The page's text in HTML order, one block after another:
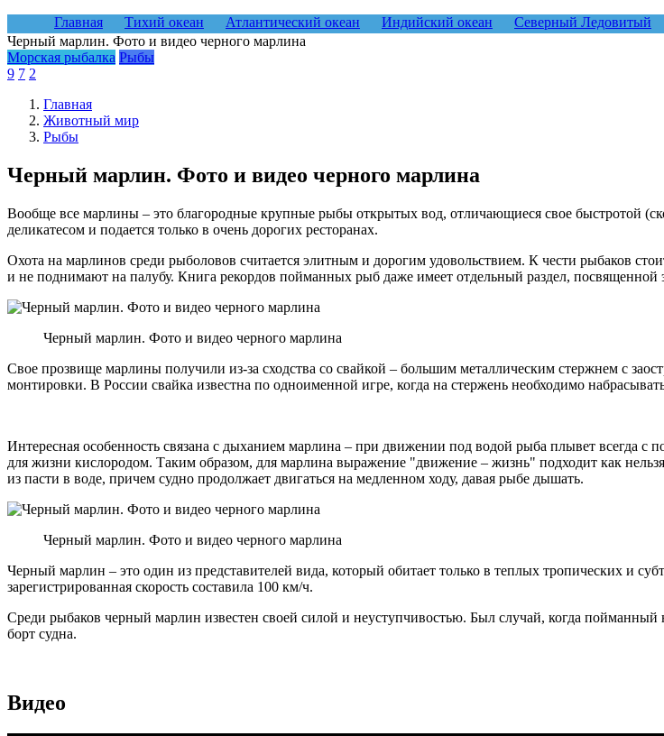
Главная Тихий океан Атлантический океан Индийский океан Северный Ледовитый
Черный марлин. Фото и видео черного марлина
Морская рыбалка Рыбы
9 7 2
Главная
Животный мир
Рыбы
Черный марлин. Фото и видео черного марлина
Вообще все марлины – это благородные крупные рыбы открытых вод, отличающиеся свое быстротой
деликатесом и подается только в очень дорогих ресторанах.
Охота на марлинов среди рыболовов считается элитным и дорогим удовольствием. К чести рыбаков
и не поднимают на палубу. Книга рекордов пойманных рыб даже имеет отдельный раздел, посвященной
Черный марлин. Фото и видео черного марлина
Свое прозвище марлины получили из-за сходства со свайкой – большим металлическим стержнем с
монтировки. В России свайка известна по одноименной игре, когда на стержень необходимо
Интересная особенность связана с дыханием марлина – при движении под водой рыба плывет всегда
для жизни кислородом. Таким образом, для марлина выражение "движение – жизнь" подходит как
из пасти в воде, причем судно продолжает двигаться на медленном ходу, давая рыбе дышать.
Черный марлин. Фото и видео черного марлина
Черный марлин – это один из представителей вида, который обитает только в теплых тропических и
зарегистрированная скорость составила 100 км/ч.
Среди рыбаков черный марлин известен своей силой и неуступчивостью. Был случай, когда
борт судна.
Видео